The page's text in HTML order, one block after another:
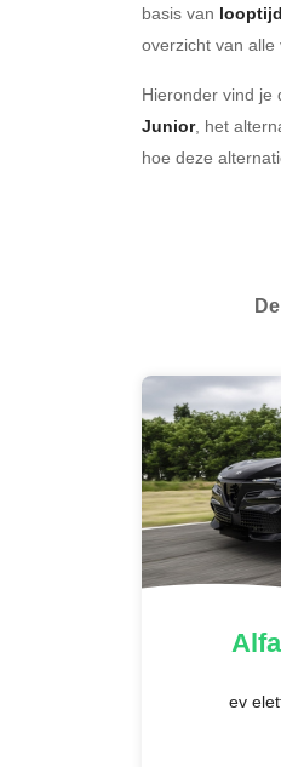
basis van looptijd
overzicht van
Hieronder vind je
Junior, het
hoe deze
ev